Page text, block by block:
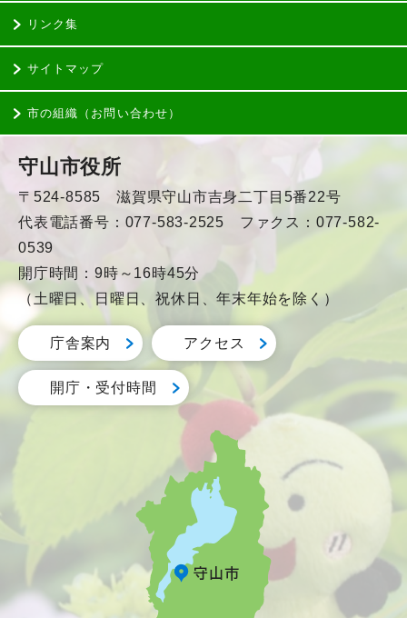
リンク集
サイトマップ
市の組織（お問い合わせ）
守山市役所
〒524-8585 滋賀県守山市吉身二丁目5番22号
代表電話番号：077-583-2525 ファクス：077-582-
0539
開庁時間：9時～16時45分
（土曜日、日曜日、祝休日、年末年始を除く）
庁舎案内 アクセス
開庁・受付時間